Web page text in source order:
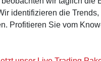
identifizieren die
Profitieren Sie vom